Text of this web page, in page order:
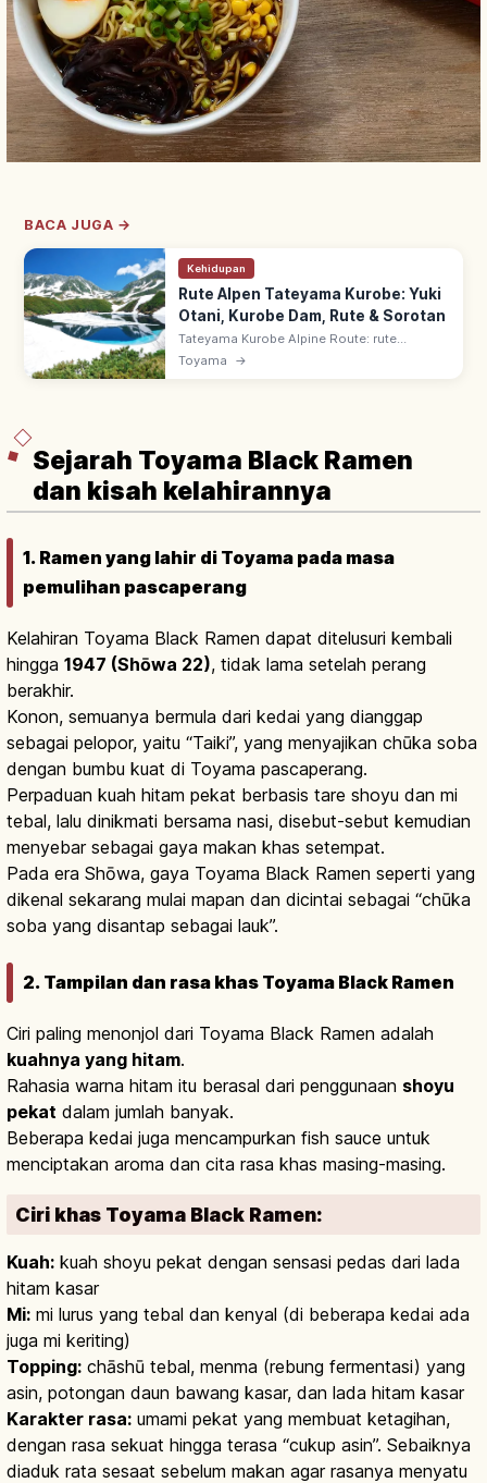
BACA JUGA →
Kehidupan
Rute Alpen Tateyama Kurobe: Yuki
Otani, Kurobe Dam, Rute & Sorotan
Tateyama Kurobe Alpine Route: rute
pegunungan Toyama-Nagano via Tateyama
~3.000 m. Yuki no Otani (dinding salju),
Toyama →
Sejarah Toyama Black Ramen
dan kisah kelahirannya
1. Ramen yang lahir di Toyama pada masa
pemulihan pascaperang
Kelahiran Toyama Black Ramen dapat ditelusuri kembali
hingga 1947 (Shōwa 22), tidak lama setelah perang
berakhir.
Konon, semuanya bermula dari kedai yang dianggap
sebagai pelopor, yaitu “Taiki”, yang menyajikan chūka soba
dengan bumbu kuat di Toyama pascaperang.
Perpaduan kuah hitam pekat berbasis tare shoyu dan mi
tebal, lalu dinikmati bersama nasi, disebut-sebut kemudian
menyebar sebagai gaya makan khas setempat.
Pada era Shōwa, gaya Toyama Black Ramen seperti yang
dikenal sekarang mulai mapan dan dicintai sebagai “chūka
soba yang disantap sebagai lauk”.
2. Tampilan dan rasa khas Toyama Black Ramen
Ciri paling menonjol dari Toyama Black Ramen adalah
kuahnya yang hitam.
Rahasia warna hitam itu berasal dari penggunaan shoyu
pekat dalam jumlah banyak.
Beberapa kedai juga mencampurkan fish sauce untuk
menciptakan aroma dan cita rasa khas masing-masing.
Ciri khas Toyama Black Ramen:
Kuah: kuah shoyu pekat dengan sensasi pedas dari lada
hitam kasar
Mi: mi lurus yang tebal dan kenyal (di beberapa kedai ada
juga mi keriting)
Topping: chāshū tebal, menma (rebung fermentasi) yang
asin, potongan daun bawang kasar, dan lada hitam kasar
Karakter rasa: umami pekat yang membuat ketagihan,
dengan rasa sekuat hingga terasa “cukup asin”. Sebaiknya
diaduk rata sesaat sebelum makan agar rasanya menyatu